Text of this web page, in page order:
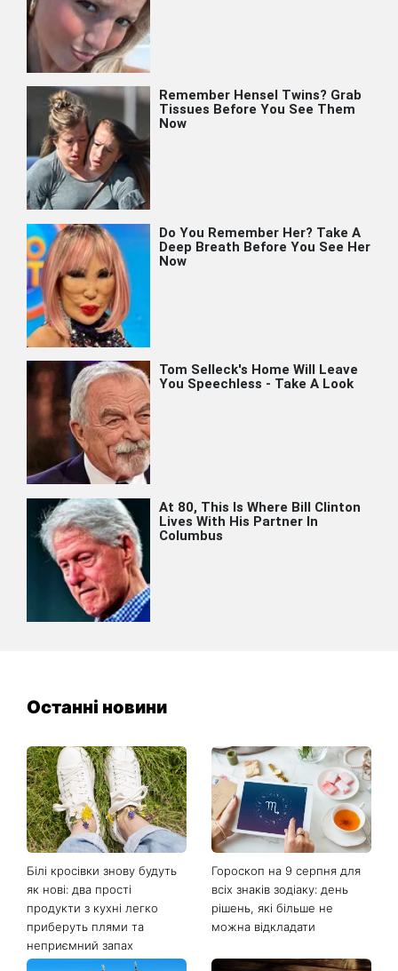
Останні новини
Білі кросівки знову будуть
як нові: два прості
продукти з кухні легко
приберуть плями та
неприємний запах
Гороскоп на 9 серпня для
всіх знаків зодіаку: день
рішень, які більше не
можна відкладати